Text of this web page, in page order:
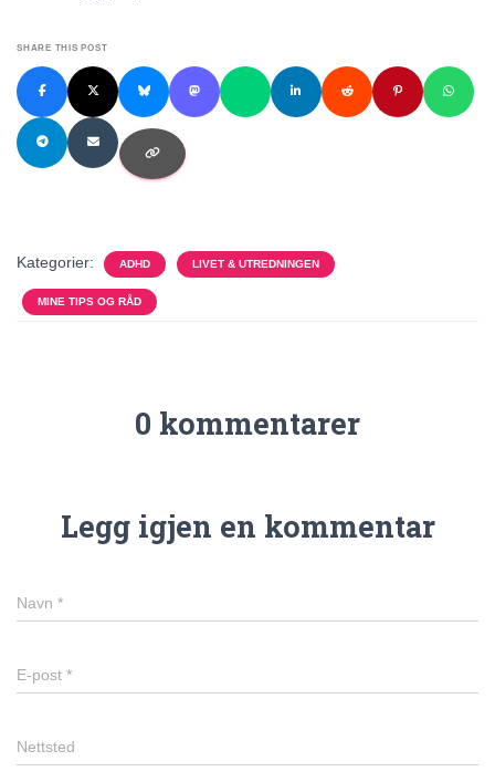
SHARE THIS POST
Kategorier: ADHD LIVET & UTREDNINGEN
MINE TIPS OG RÅD
0 kommentarer
Legg igjen en kommentar
Navn *
E-post *
Nettsted